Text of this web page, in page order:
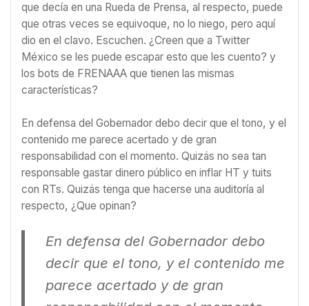
que decía en una Rueda de Prensa, al respecto, puede
que otras veces se equivoque, no lo niego, pero aquí
dio en el clavo. Escuchen. ¿Creen que a Twitter
México se les puede escapar esto que les cuento? y
los bots de FRENAAA que tienen las mismas
características?
En defensa del Gobernador debo decir que el tono, y el
contenido me parece acertado y de gran
responsabilidad con el momento. Quizás no sea tan
responsable gastar dinero público en inflar HT y tuits
con RTs. Quizás tenga que hacerse una auditoría al
respecto, ¿Que opinan?
En defensa del Gobernador debo
decir que el tono, y el contenido me
parece acertado y de gran